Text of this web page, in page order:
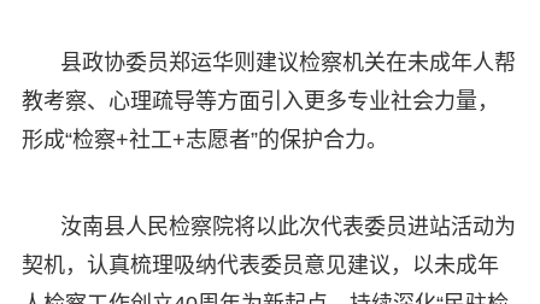
县政协委员郑运华则建议检察机关在未成年人帮
教考察、心理疏导等方面引入更多专业社会力量，
形成“检察+社工+志愿者”的保护合力。
汝南县人民检察院将以此次代表委员进站活动为
契机，认真梳理吸纳代表委员意见建议，以未成年